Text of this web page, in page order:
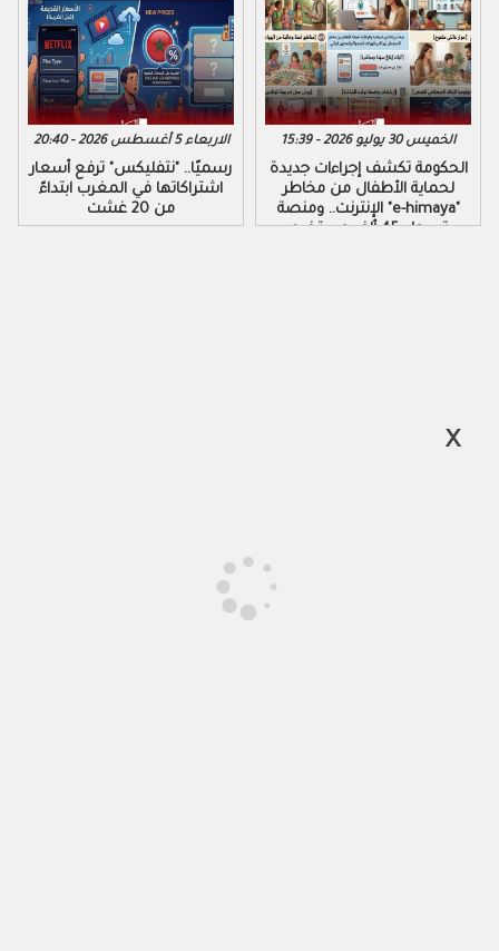
الاربعاء 5 أغسطس 2026 - 20:40
رسميًا.. "نتفليكس" ترفع أسعار
اشتراكاتها في المغرب ابتداءً
من 20 غشت
الخميس 30 يوليو 2026 - 15:39
الحكومة تكشف إجراءات جديدة
لحماية الأطفال من مخاطر
الإنترنت.. ومنصة "e-himaya"
تسجل 45 ألف مستخدم